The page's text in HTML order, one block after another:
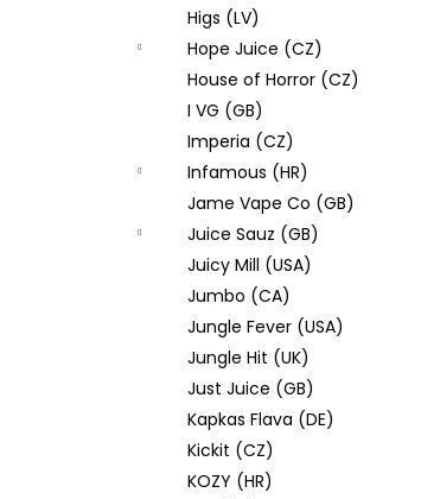
Higs (LV)
Hope Juice (CZ)
House of Horror (CZ)
I VG (GB)
Imperia (CZ)
Infamous (HR)
Jame Vape Co (GB)
Juice Sauz (GB)
Juicy Mill (USA)
Jumbo (CA)
Jungle Fever (USA)
Jungle Hit (UK)
Just Juice (GB)
Kapkas Flava (DE)
Kickit (CZ)
KOZY (HR)